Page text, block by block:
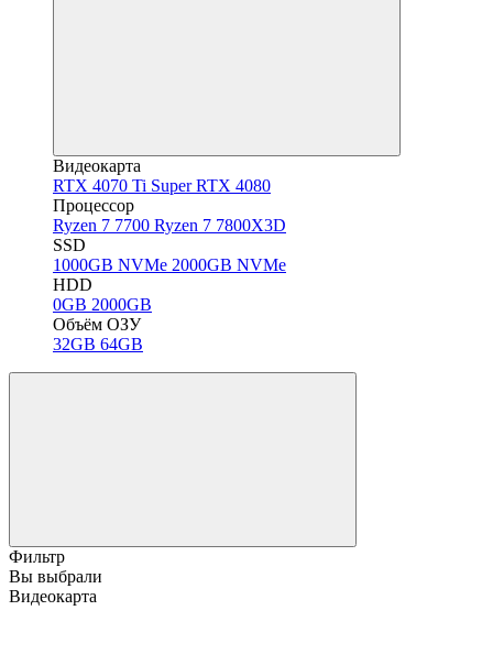
Видеокарта
RTX 4070 Ti SuperRTX 4080
Процессор
Ryzen 7 7700 Ryzen 7 7800X3D
SSD
1000GB NVMe 2000GB NVMe
HDD
0GB 2000GB
Объём ОЗУ
32GB 64GB
Фильтр
Вы выбрали
Видеокарта